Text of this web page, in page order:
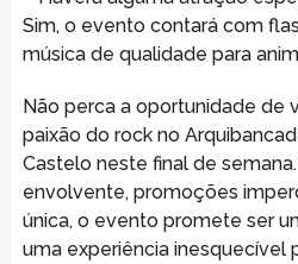
Sim, o evento contará com
música de qualidade para
Não perca a oportunidade de
paixão do rock no
Castelo neste final de
envolvente, promoções
única, o evento promete ser
uma experiência inesquecível